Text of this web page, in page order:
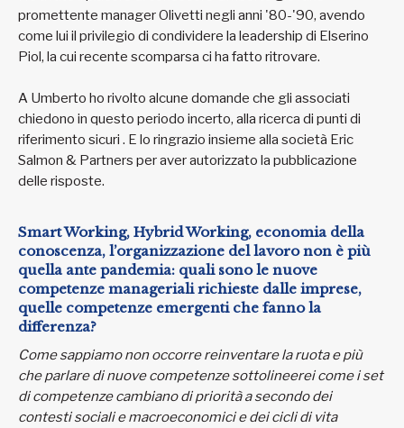
promettente manager Olivetti negli anni '80-'90, avendo
come lui il privilegio di condividere la leadership di Elserino
Piol, la cui recente scomparsa ci ha fatto ritrovare.
A Umberto ho rivolto alcune domande che gli associati
chiedono in questo periodo incerto, alla ricerca di punti di
riferimento sicuri . E lo ringrazio insieme alla società Eric
Salmon & Partners per aver autorizzato la pubblicazione
delle risposte.
Smart Working, Hybrid Working, economia della
conoscenza, l’organizzazione del lavoro non è più
quella ante pandemia: quali sono le nuove
competenze manageriali richieste dalle imprese,
quelle competenze emergenti che fanno la
differenza?
Come sappiamo non occorre reinventare la ruota e più
che parlare di nuove competenze sottolineerei come i set
di competenze cambiano di priorità a secondo dei
contesti sociali e macroeconomici e dei cicli di vita